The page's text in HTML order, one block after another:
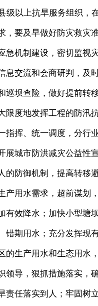
级以上抗旱服务组织，
要及早做好防灾救灾准
急机制建设，密切监视
息交流和会商研判，及
巡坝查险，做好提前转
限度地发挥工程的防汛
指挥、统一调度，分行
展城市防洪减灾公益性
的防御机制，提高转移
产用水需求，超前谋划
有效降水；加快小型塘
错期用水；充分发挥现
的生产用水和生态用水
领导，狠抓措施落实，
责任落实到人；牢固树